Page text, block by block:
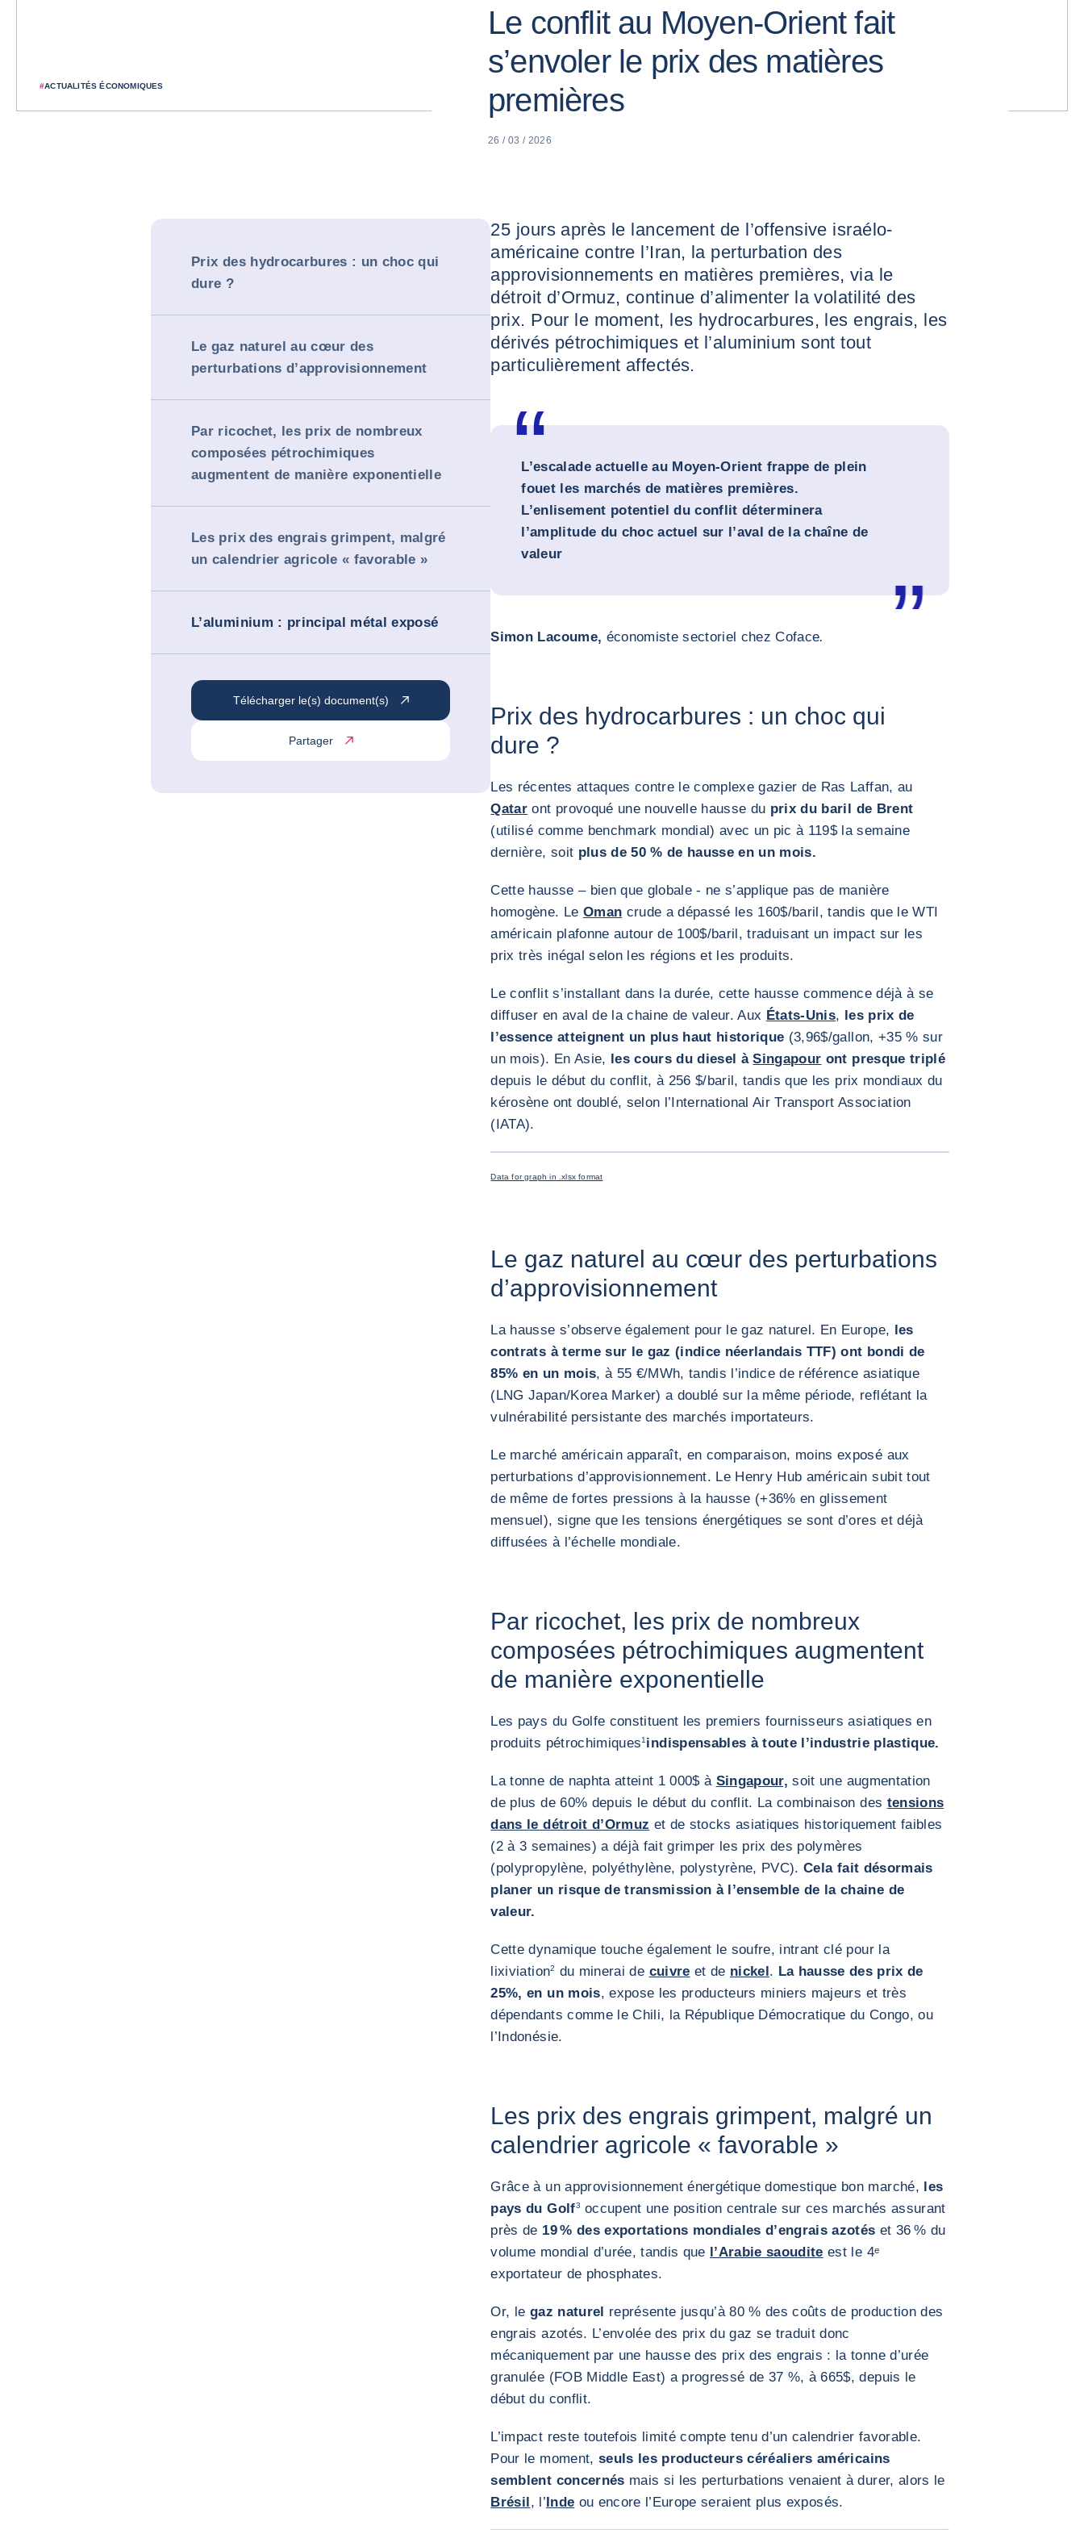
#ACTUALITÉS ÉCONOMIQUES
Le conflit au Moyen-Orient fait
s’envoler le prix des matières
premières
26 / 03 / 2026
Prix des hydrocarbures : un choc qui
dure ?
Le gaz naturel au cœur des
perturbations d’approvisionnement
Par ricochet, les prix de nombreux
composées pétrochimiques
augmentent de manière exponentielle
Les prix des engrais grimpent, malgré
un calendrier agricole « favorable »
L’aluminium : principal métal exposé
Télécharger le(s) document(s)
Partager
25 jours après le lancement de l’offensive israélo-
américaine contre l’Iran, la perturbation des
approvisionnements en matières premières, via le
détroit d’Ormuz, continue d’alimenter la volatilité des
prix. Pour le moment, les hydrocarbures, les engrais, les
dérivés pétrochimiques et l’aluminium sont tout
particulièrement affectés.
L’escalade actuelle au Moyen-Orient frappe de plein
fouet les marchés de matières premières.
L’enlisement potentiel du conflit déterminera
l’amplitude du choc actuel sur l’aval de la chaîne de
valeur
Simon Lacoume, économiste sectoriel chez Coface.
Prix des hydrocarbures : un choc qui
dure ?
Les récentes attaques contre le complexe gazier de Ras Laffan, au
Qatar ont provoqué une nouvelle hausse du prix du baril de Brent
(utilisé comme benchmark mondial) avec un pic à 119$ la semaine
dernière, soit plus de 50 % de hausse en un mois.
Cette hausse – bien que globale - ne s’applique pas de manière
homogène. Le Oman crude a dépassé les 160$/baril, tandis que le WTI
américain plafonne autour de 100$/baril, traduisant un impact sur les
prix très inégal selon les régions et les produits.
Le conflit s’installant dans la durée, cette hausse commence déjà à se
diffuser en aval de la chaine de valeur. Aux États‑Unis, les prix de
l’essence atteignent un plus haut historique (3,96$/gallon, +35 % sur
un mois). En Asie, les cours du diesel àSingapour ont presque triplé
depuis le début du conflit, à 256 $/baril, tandis que les prix mondiaux du
kérosène ont doublé, selon l’International Air Transport Association
(IATA).
Data for graph in .xlsx format
Le gaz naturel au cœur des perturbations
d’approvisionnement
La hausse s’observe également pour le gaz naturel. En Europe, les
contrats à terme sur le gaz (indice néerlandais TTF) ont bondi de
85% en un mois, à 55 €/MWh, tandis l’indice de référence asiatique
(LNG Japan/Korea Marker) a doublé sur la même période, reflétant la
vulnérabilité persistante des marchés importateurs.
Le marché américain apparaît, en comparaison, moins exposé aux
perturbations d’approvisionnement. Le Henry Hub américain subit tout
de même de fortes pressions à la hausse (+36% en glissement
mensuel), signe que les tensions énergétiques se sont d’ores et déjà
diffusées à l’échelle mondiale.
Par ricochet, les prix de nombreux
composées pétrochimiques augmentent
de manière exponentielle
Les pays du Golfe constituent les premiers fournisseurs asiatiques en
produits pétrochimiques1 indispensables à toute l’industrie plastique.
La tonne de naphta atteint 1 000$ à Singapour, soit une augmentation
de plus de 60% depuis le début du conflit. La combinaison des tensions
dans le détroit d’Ormuz et de stocks asiatiques historiquement faibles
(2 à 3 semaines) a déjà fait grimper les prix des polymères
(polypropylène, polyéthylène, polystyrène, PVC).Cela fait désormais
planer un risque de transmission à l’ensemble de la chaine de
valeur.
Cette dynamique touche également le soufre, intrant clé pour la
lixiviation2 du minerai de cuivre et de nickel. La hausse des prix de
25%, en un mois, expose les producteurs miniers majeurs et très
dépendants comme le Chili, la République Démocratique du Congo, ou
l’Indonésie.
Les prix des engrais grimpent, malgré un
calendrier agricole « favorable »
Grâce à un approvisionnement énergétique domestique bon marché, les
pays du Golf3 occupent une position centrale sur ces marchés assurant
près de 19 % des exportations mondiales d’engrais azotés et 36 % du
volume mondial d’urée, tandis que l’Arabie saoudite est le 4ᵉ
exportateur de phosphates.
Or, le gaz naturel représente jusqu’à 80 % des coûts de production des
engrais azotés. L’envolée des prix du gaz se traduit donc
mécaniquement par une hausse des prix des engrais : la tonne d’urée
granulée (FOB Middle East) a progressé de 37 %, à 665$, depuis le
début du conflit.
L’impact reste toutefois limité compte tenu d’un calendrier favorable.
Pour le moment, seuls les producteurs céréaliers américains
semblent concernés mais si les perturbations venaient à durer, alors le
Brésil, l’Inde ou encore l’Europe seraient plus exposés.